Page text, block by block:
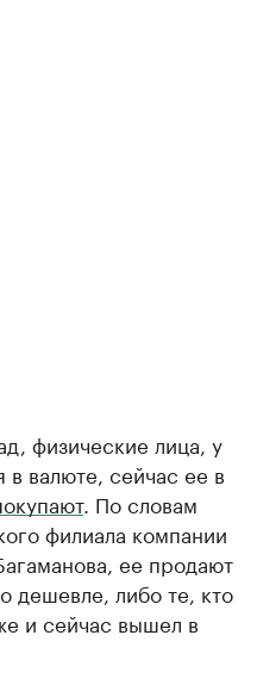
физические лица, у
валюте, сейчас ее в
. По словам
филиала компании
ее продают
дешевле, либо те, кто
и сейчас вышел в